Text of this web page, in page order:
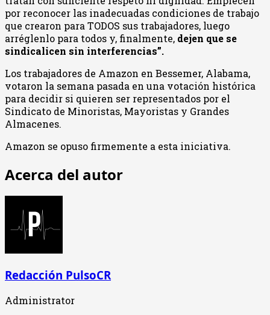
por reconocer las inadecuadas condiciones de trabajo
que crearon para TODOS sus trabajadores, luego
arréglenlo para todos y, finalmente, dejen que se
sindicalicen sin interferencias”.
Los trabajadores de Amazon en Bessemer, Alabama,
votaron la semana pasada en una votación histórica
para decidir si quieren ser representados por el
Sindicato de Minoristas, Mayoristas y Grandes
Almacenes.
Amazon se opuso firmemente a esta iniciativa.
Acerca del autor
Redacción PulsoCR
Administrator